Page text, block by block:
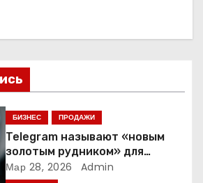
БИЗНЕС ПРОДАЖИ
Telegram называют «новым
золотым рудником» для
креаторов: как блогеры
Мар 28, 2026 Admin